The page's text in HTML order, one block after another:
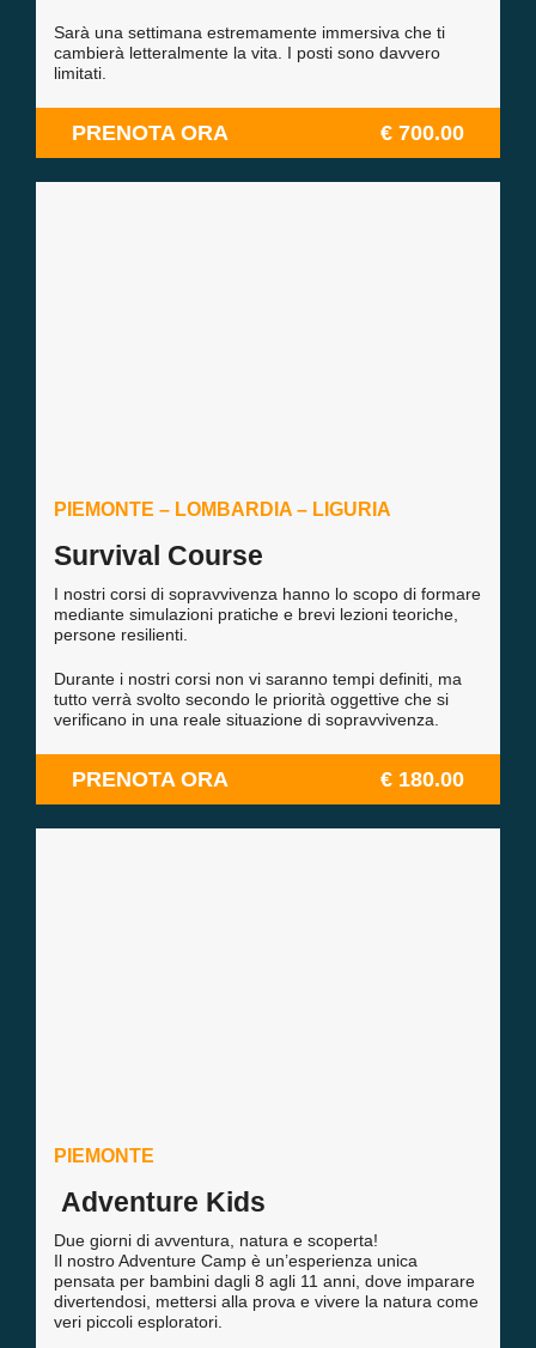
Sarà una settimana estremamente immersiva che ti
cambierà letteralmente la vita. I posti sono davvero
limitati.
PRENOTA ORA € 700.00
PIEMONTE – LOMBARDIA – LIGURIA
Survival Course
I nostri corsi di sopravvivenza hanno lo scopo di formare
mediante simulazioni pratiche e brevi lezioni teoriche,
persone resilienti.
Durante i nostri corsi non vi saranno tempi definiti, ma
tutto verrà svolto secondo le priorità oggettive che si
verificano in una reale situazione di sopravvivenza.
PRENOTA ORA € 180.00
PIEMONTE
Adventure Kids
Due giorni di avventura, natura e scoperta!
Il nostro Adventure Camp è un’esperienza unica
pensata per bambini dagli 8 agli 11 anni, dove imparare
divertendosi, mettersi alla prova e vivere la natura come
veri piccoli esploratori.